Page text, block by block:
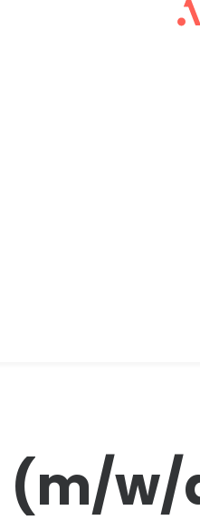
(m/w/